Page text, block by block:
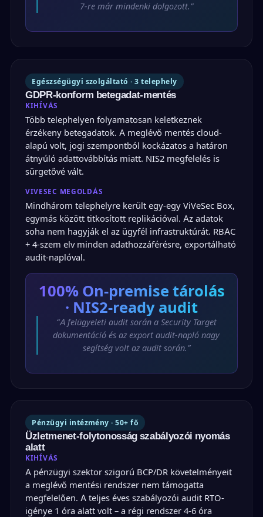
7-re már mindenki dolgozott.”
Egészségügyi szolgáltató · 3 telephely
GDPR-konform betegadat-mentés
KIHÍVÁS
Több telephelyen folyamatosan keletkeznek
érzékeny betegadatok. A meglévő mentés cloud-
alapú volt, jogi szempontból kockázatos a határon
átnyúló adattovábbítás miatt. NIS2 megfelelés is
sürgetővé vált.
VIVESEC MEGOLDÁS
Mindhárom telephelyre került egy-egy ViVeSec Box,
egymás között titkosított replikációval. Az adatok
soha nem hagyják el az ügyfél infrastruktúrát. RBAC
+ 4-szem elv minden adathozzáférésre, exportálható
audit-naplóval.
100% On-premise tárolás
· NIS2-ready audit
“A felügyeleti audit során a Security Target
dokumentáció és az export audit-napló nagy
segítség volt az audit során.”
Pénzügyi intézmény · 50+ fő
Üzletmenet-folytonosság szabályozói nyomás
alatt
KIHÍVÁS
A pénzügyi szektor szigorú BCP/DR követelményeit
a meglévő mentési rendszer nem támogatta
megfelelően. A teljes éves szabályozói audit RTO-
igénye 1 óra alatt volt – a régi rendszer 4-6 óra